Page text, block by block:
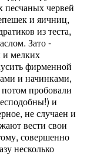
червей
и яичниц,
из теста,
Зато -
и мелких
фирменной
и начинками,
пробовали
и
не случаен и
вести свои
совершенно
несколько